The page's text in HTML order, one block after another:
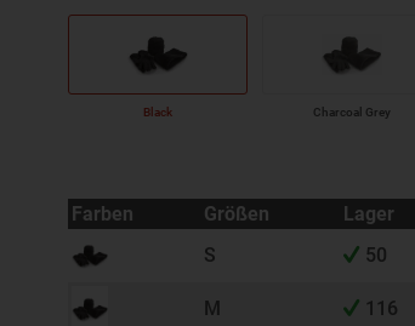
Black Charcoal Grey
Farben Größen Lager
S
50
M 116